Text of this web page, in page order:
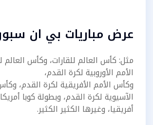
عرض مباريات بي ان
مثل: كأس العالم للقارات، وكأس العالم
الأمم الأوروبية لكرة القدم،
وكأس الأمم الأفريقية لكرة القدم،
الآسيوية لكرة القدم، وبطولة كوبا
أفريقيا، وغيرها الكثير الكثير.